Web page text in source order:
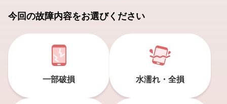
今回の故障内容をお選びください
一部破損 水濡れ・全損